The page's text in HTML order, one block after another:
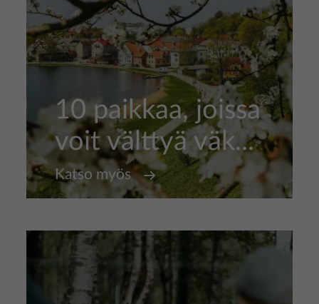
10 paikkaa, joissa
voit välttyä väk...
Katso myös